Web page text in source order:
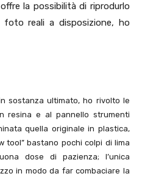
la possibilità di riprodurlo
reali a disposizione, ho
sostanza ultimato, ho rivolto le
resina e al pannello strumenti
quella originale in plastica,
tool” bastano pochi colpi di lima
dose di pazienza; l’unica
in modo da far combaciare la